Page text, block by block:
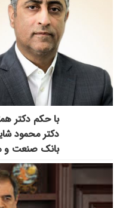
با حکم دکتر
دکتر محمود
بانک صنعت